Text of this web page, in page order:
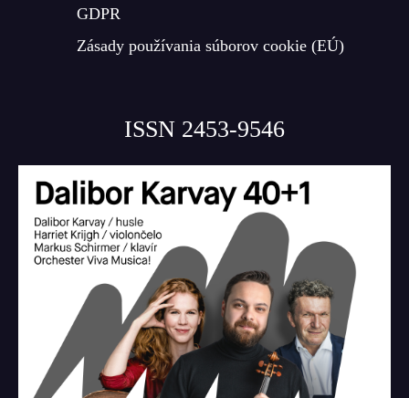
GDPR
Zásady používania súborov cookie (EÚ)
ISSN 2453-9546